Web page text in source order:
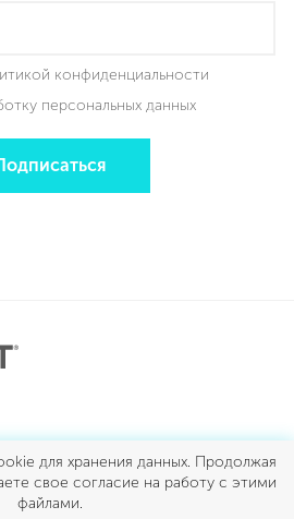
конфиденциальности
персональных данных
для хранения данных. Продолжая
свое согласие на работу с этими
файлами.